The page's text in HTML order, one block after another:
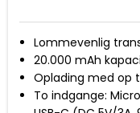
Lommevenlig
20.000 mAh
Oplading med op
To indgange: Micro